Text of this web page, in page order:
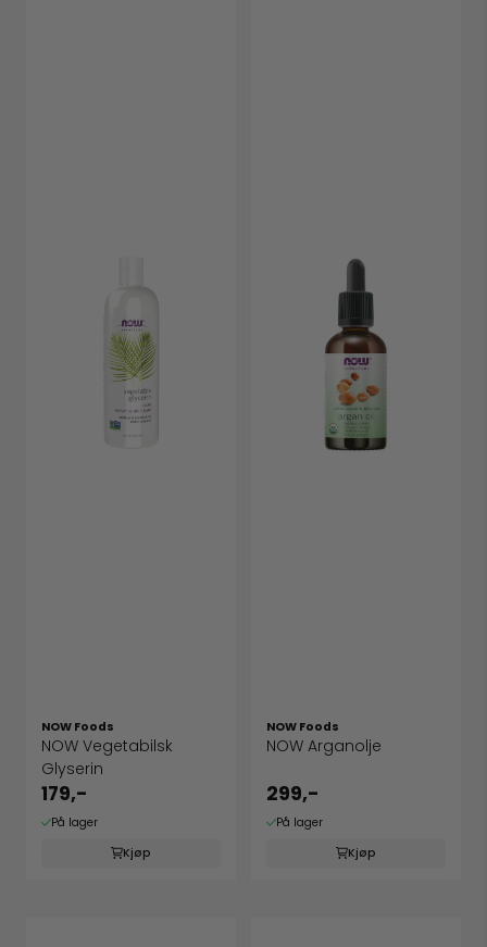
NOW Foods
NOW Vegetabilsk
Glyserin
179,-
På lager
Kjøp
NOW Foods
NOW Arganolje
299,-
På lager
Kjøp